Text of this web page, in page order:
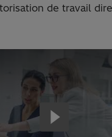
de travail